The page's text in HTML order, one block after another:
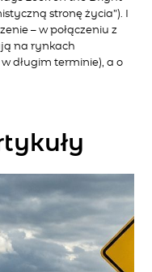
stronę życia”). I
– w połączeniu z
na rynkach
długim terminie), a o